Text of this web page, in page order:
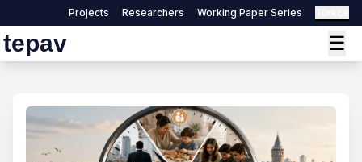
Projects Researchers Working Paper Series
tepav ☰